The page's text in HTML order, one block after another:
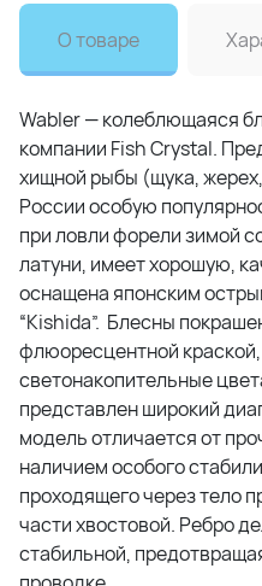
О товаре
Wabler — колеблющаяся
компании Fish Crystal.
хищной рыбы (щука,
России особую
при ловли форели зимой
латуни, имеет хорошую,
оснащена японским
“Kishida”. Блесны
флюоресцентной
светонакопительные
представлен широкий
модель отличается от
наличием особого
проходящего через тело
части хвостовой. Ребро
стабильной,